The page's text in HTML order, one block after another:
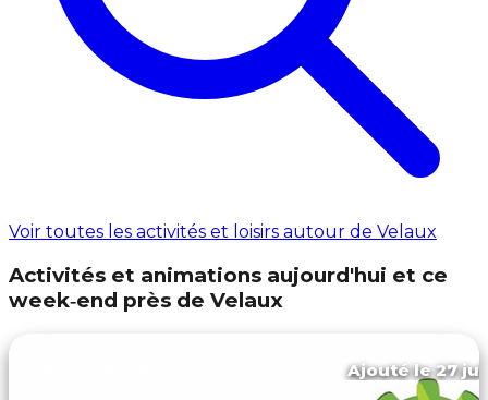
Voir toutes les activités et loisirs autour de Velaux
Activités et animations aujourd'hui et ce
week‑end près de Velaux
Ajouté le 27